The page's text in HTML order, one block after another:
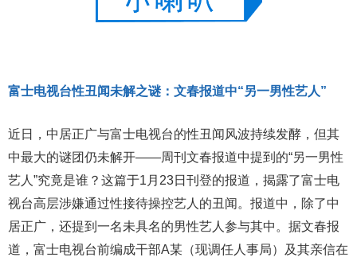
富士电视台性丑闻未解之谜：文春报道中“另一男性艺人”
近日，中居正广与富士电视台的性丑闻风波持续发酵，但其
中最大的谜团仍未解开——周刊文春报道中提到的“另一男性
艺人”究竟是谁？这篇于1月23日刊登的报道，揭露了富士电
视台高层涉嫌通过性接待操控艺人的丑闻。报道中，除了中
居正广，还提到一名未具名的男性艺人参与其中。据文春报
道，富士电视台前编成干部A某（现调任人事局）及其亲信在